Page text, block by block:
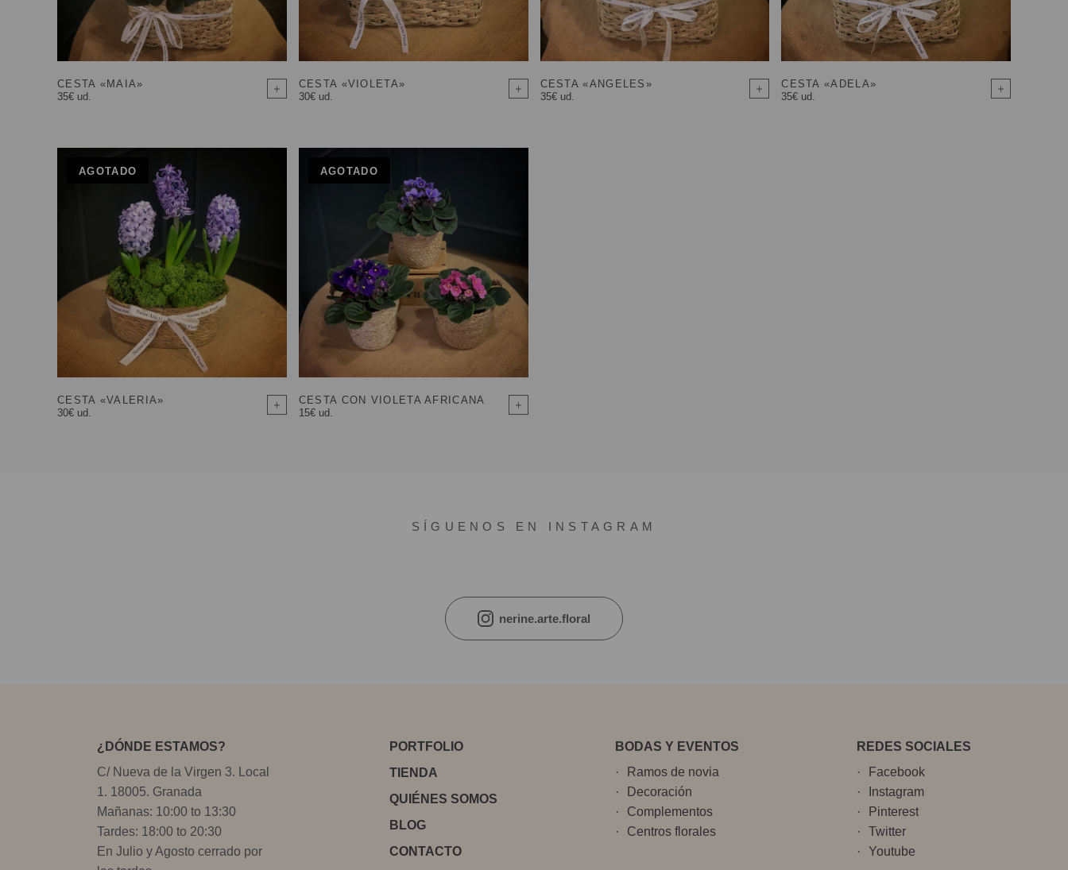
CESTA «MAIA»
35€ ud.
CESTA «VIOLETA»
30€ ud.
CESTA «ANGELES»
35€ ud.
CESTA «ADELA»
35€ ud.
AGOTADO
CESTA «VALERIA»
30€ ud.
AGOTADO
CESTA CON VIOLETA AFRICANA
15€ ud.
SÍGUENOS EN INSTAGRAM
nerine.arte.floral
¿DÓNDE ESTAMOS?
C/ Nueva de la Virgen 3. Local
1. 18005. Granada
Mañanas: 10:00 to 13:30
Tardes: 18:00 to 20:30
En Julio y Agosto cerrado por
PORTFOLIO
TIENDA
QUIÉNES SOMOS
BLOG
CONTACTO
BODAS Y EVENTOS
Ramos de novia
Decoración
Complementos
Centros florales
REDES SOCIALES
Facebook
Instagram
Pinterest
Twitter
Youtube